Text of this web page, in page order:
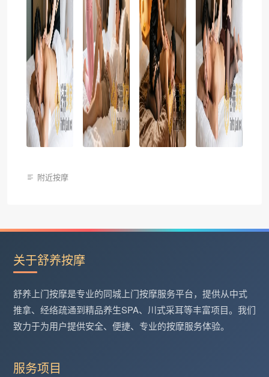
附近按摩
关于舒养按摩
舒养上门按摩是专业的同城上门按摩服务平台，提供从中式
推拿、经络疏通到精品养生SPA、川式采耳等丰富项目。我们
致力于为用户提供安全、便捷、专业的按摩服务体验。
服务项目